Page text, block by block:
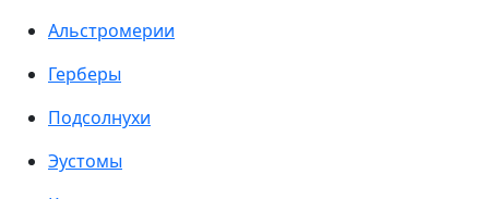
Альстромерии
Герберы
Подсолнухи
Эустомы